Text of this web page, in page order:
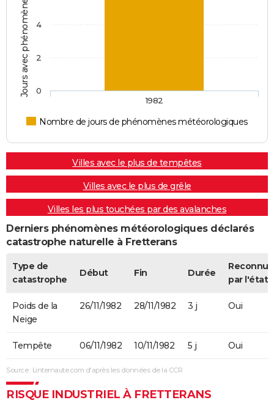
Nombre de jours de phénomènes météorologiques
1982
0
2
4
Villes avec le plus de tempêtes
Villes avec le plus de grêle
Villes les plus touchées par des avalanches
Derniers phénomènes météorologiques déclarés
catastrophe naturelle à Fretterans
Type de
catastrophe
Début Fin Durée
Reconnue
par l'état
Poids de la
Neige
26/11/1982 28/11/1982 3 j Oui
Tempête 06/11/1982 10/11/1982 5 j Oui
Source : Linternaute.com d'après les données de la CCR
RISQUE INDUSTRIEL À FRETTERANS